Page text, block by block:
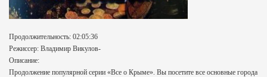
Продолжительность: 02:05:36
Режиссер: Владимир Викулов-
Описание:
Продолжение популярной серии «Все о Крыме». Вы посетите все основные города